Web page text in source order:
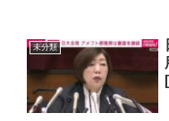
未分類